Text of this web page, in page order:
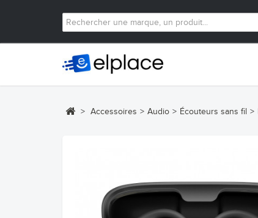
> Accessoires > Audio > Écouteurs sans fil >